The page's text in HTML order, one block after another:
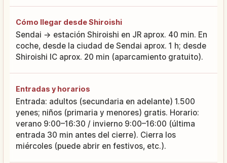
Cómo llegar desde Shiroishi
Sendai → estación Shiroishi en JR aprox. 40 min. En
coche, desde la ciudad de Sendai aprox. 1 h; desde
Shiroishi IC aprox. 20 min (aparcamiento gratuito).
Entradas y horarios
Entrada: adultos (secundaria en adelante) 1.500
yenes; niños (primaria y menores) gratis. Horario:
verano 9:00–16:30 / invierno 9:00–16:00 (última
entrada 30 min antes del cierre). Cierra los
miércoles (puede abrir en festivos, etc.).